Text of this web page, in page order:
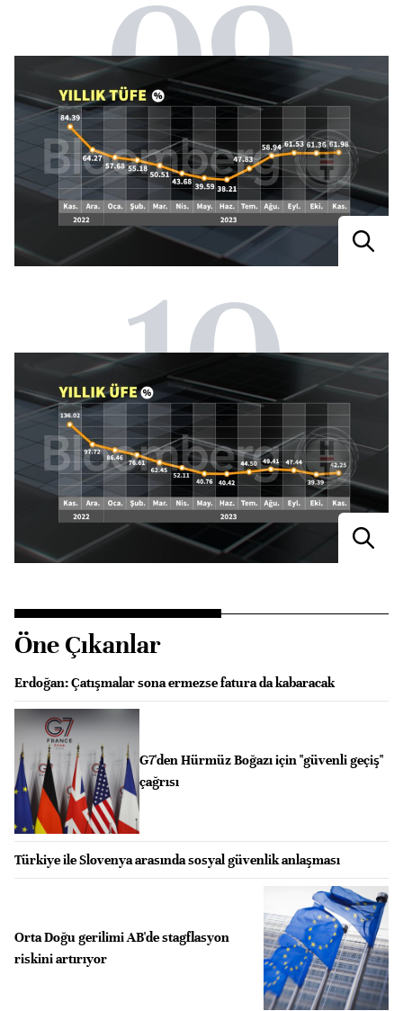
09
10
Öne Çıkanlar
Erdoğan: Çatışmalar sona ermezse fatura da kabaracak
G7'den Hürmüz Boğazı için "güvenli geçiş"
çağrısı
Türkiye ile Slovenya arasında sosyal güvenlik anlaşması
Orta Doğu gerilimi AB'de stagflasyon
riskini artırıyor